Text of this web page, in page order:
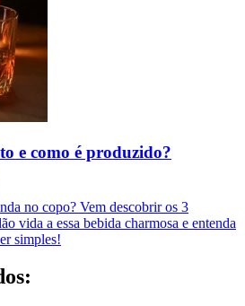
e como é produzido?
no copo? Vem descobrir os 3
vida a essa bebida charmosa e entenda
simples!